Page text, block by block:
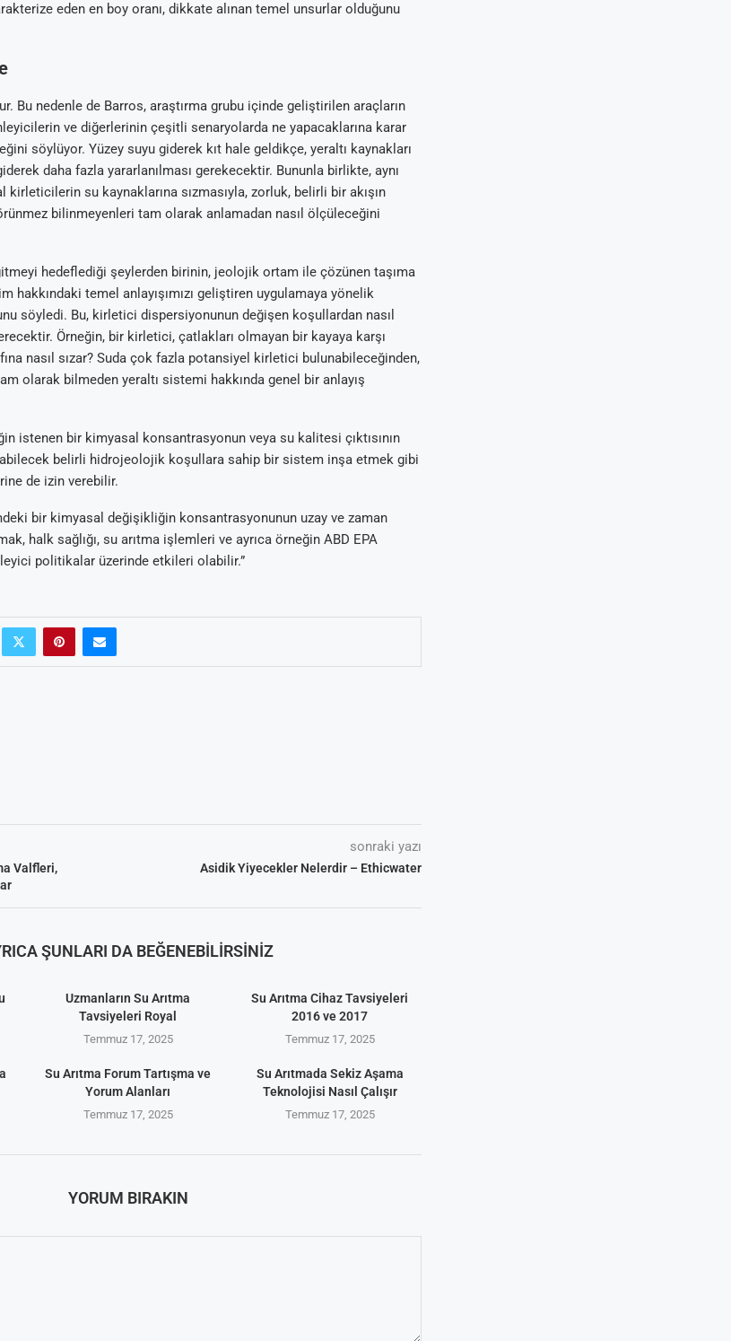
eden en boy oranı, dikkate alınan temel unsurlar olduğunu
Bu nedenle de Barros, araştırma grubu içinde geliştirilen araçların
ve diğerlerinin çeşitli senaryolarda ne yapacaklarına karar
söylüyor. Yüzey suyu giderek kıt hale geldikçe, yeraltı kaynakları
daha fazla yararlanılması gerekecektir. Bununla birlikte, aynı
su kaynaklarına sızmasıyla, zorluk, belirli bir akışın
bilinmeyenleri tam olarak anlamadan nasıl ölçüleceğini
hedeflediği şeylerden birinin, jeolojik ortam ile çözünen taşıma
hakkındaki temel anlayışımızı geliştiren uygulamaya yönelik
söyledi. Bu, kirletici dispersiyonunun değişen koşullardan nasıl
Örneğin, bir kirletici, çatlakları olmayan bir kayaya karşı
nasıl sızar? Suda çok fazla potansiyel kirletici bulunabileceğinden,
olarak bilmeden yeraltı sistemi hakkında genel bir anlayış
istenen bir kimyasal konsantrasyonun veya su kalitesi çıktısının
belirli hidrojeolojik koşullara sahip bir sistem inşa etmek gibi
de izin verebilir.
bir kimyasal değişikliğin konsantrasyonunun uzay ve zaman
halk sağlığı, su arıtma işlemleri ve ayrıca örneğin ABD EPA
politikalar üzerinde etkileri olabilir.”
Valfleri,
sonraki yazı
Asidik Yiyecekler Nelerdir – Ethicwater
ŞUNLARI DA BEĞENEBILIRSINIZ
Uzmanların Su Arıtma
Tavsiyeleri Royal
Temmuz 17, 2025
Su Arıtma Cihaz Tavsiyeleri
2016 ve 2017
Temmuz 17, 2025
Su Arıtma Forum Tartışma ve
Yorum Alanları
Temmuz 17, 2025
Su Arıtmada Sekiz Aşama
Teknolojisi Nasıl Çalışır
Temmuz 17, 2025
YORUM BIRAKIN